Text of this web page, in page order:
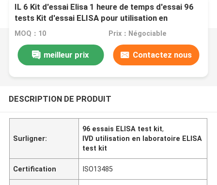
IL 6 Kit d'essai Elisa 1 heure de temps d'essai 96
tests Kit d'essai ELISA pour utilisation en
laboratoire IVD
MOQ：10 Prix：Négociable
meilleur prix Contactez nous
DESCRIPTION DE PRODUIT
Surligner:
96 essais ELISA test kit,
IVD utilisation en laboratoire ELISA
test kit
Certification ISO13485